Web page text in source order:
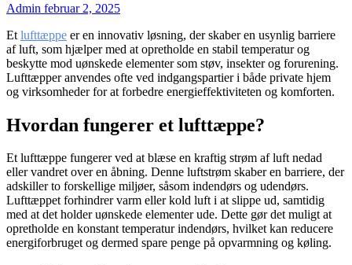
Admin februar 2, 2025
Et lufttæppe er en innovativ løsning, der skaber en usynlig barriere
af luft, som hjælper med at opretholde en stabil temperatur og
beskytte mod uønskede elementer som støv, insekter og forurening.
Lufttæpper anvendes ofte ved indgangspartier i både private hjem
og virksomheder for at forbedre energieffektiviteten og komforten.
Hvordan fungerer et lufttæppe?
Et lufttæppe fungerer ved at blæse en kraftig strøm af luft nedad
eller vandret over en åbning. Denne luftstrøm skaber en barriere, der
adskiller to forskellige miljøer, såsom indendørs og udendørs.
Lufttæppet forhindrer varm eller kold luft i at slippe ud, samtidig
med at det holder uønskede elementer ude. Dette gør det muligt at
opretholde en konstant temperatur indendørs, hvilket kan reducere
energiforbruget og dermed spare penge på opvarmning og køling.